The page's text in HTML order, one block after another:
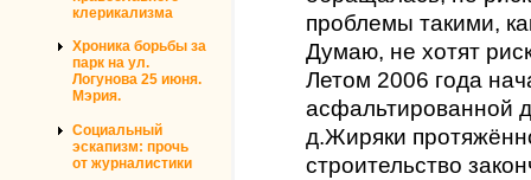
клерикализма
Хроника борьбы за
парк на ул.
Логунова 25 июня.
Мэрия.
Социальный
эскапизм: прочь
от журналистики
проблемы такими,
Думаю, не хотят
Летом 2006 года
асфальтированной
д.Жиряки
строительство